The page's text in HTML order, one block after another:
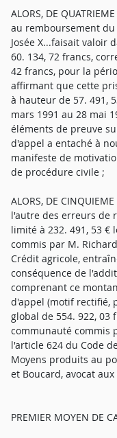
ALORS, DE
au remboursement
Josée X...faisait valoir
60. 134, 72 francs,
42 francs, pour la
affirmant que cette
à hauteur de 57. 491,
mars 1991 au 28 mai
éléments de preuve
d'appel a entaché à
manifeste de
de procédure civile ;
ALORS, DE
l'autre des erreurs de
limité à 232. 491, 53
commis par M.
Crédit agricole,
conséquence de
comprenant ce
d'appel (motif rectifié,
global de 554. 922,
communauté commis
l'article 624 du Code
Moyens produits au
et Boucard, avocat
PREMIER MOYEN DE